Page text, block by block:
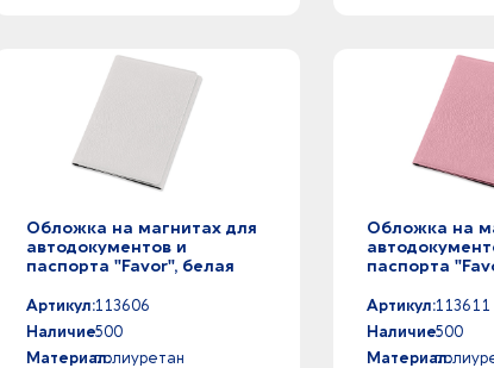
Обложка на магнитах для
автодокументов и
паспорта "Favor", белая
Артикул:113606
Наличие:500
Материал:полиуретан
Обложка на
паспорта
Артикул:113611
Наличие:500
Материал: